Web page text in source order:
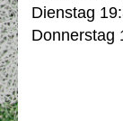
Dienstag
Donnerstag